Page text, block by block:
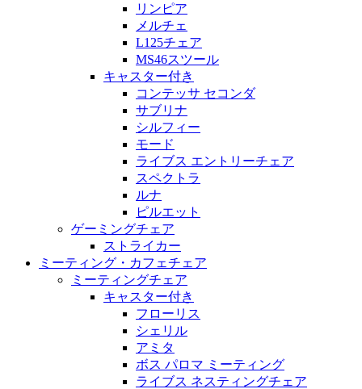
リンピア
メルチェ
L125チェア
MS46スツール
キャスター付き
コンテッサ セコンダ
サブリナ
シルフィー
モード
ライブス エントリーチェア
スペクトラ
ルナ
ピルエット
ゲーミングチェア
ストライカー
ミーティング・カフェチェア
ミーティングチェア
キャスター付き
フローリス
シェリル
アミタ
ボス パロマ ミーティング
ライブス ネスティングチェア